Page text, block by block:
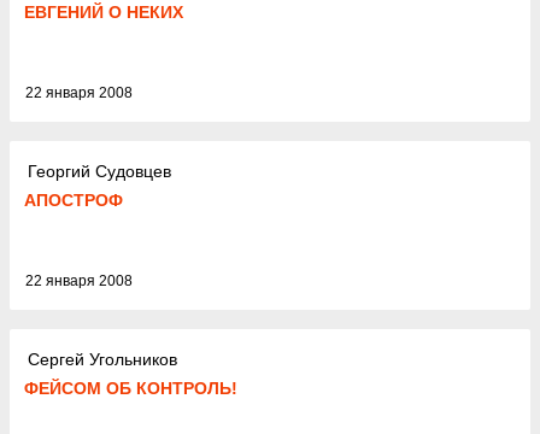
ЕВГЕНИЙ О НЕКИХ
22 января 2008
Георгий Судовцев
АПОСТРОФ
22 января 2008
Сергей Угольников
ФЕЙСОМ ОБ КОНТРОЛЬ!